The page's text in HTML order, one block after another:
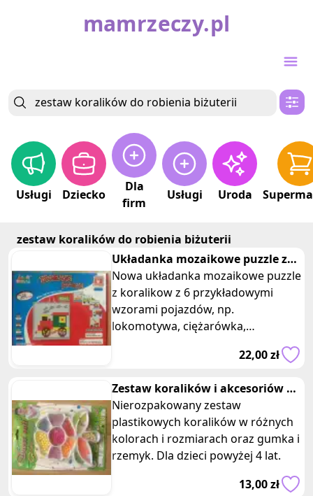
mamrzeczy.pl
Usługi Dziecko
Dla
firm
Usługi Uroda
zestaw koralików do robienia biżuterii
Układanka mozaikowe puzzle z
koralikow pojazdy
Nowa układanka mozaikowe puzzle
z koralikow z 6 przykładowymi
wzorami pojazdów, np.
lokomotywa, ciężarówka,
helikopter, statek. Posiadam dwie
22,00 zł
Zestaw koralików i akcesoriów do
bransoletek i łańcuszków
Nierozpakowany zestaw
plastikowych koralików w różnych
kolorach i rozmiarach oraz gumka i
rzemyk. Dla dzieci powyżej 4 lat.
13,00 zł